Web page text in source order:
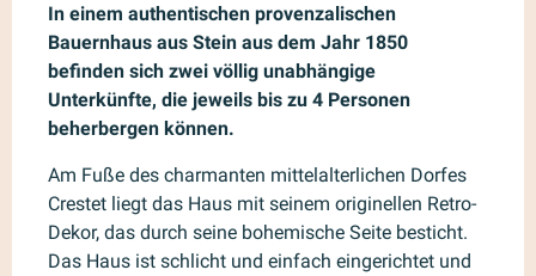
In einem authentischen provenzalischen
Bauernhaus aus Stein aus dem Jahr 1850
befinden sich zwei völlig unabhängige
Unterkünfte, die jeweils bis zu 4 Personen
beherbergen können.
Am Fuße des charmanten mittelalterlichen Dorfes
Crestet liegt das Haus mit seinem originellen Retro-
Dekor, das durch seine bohemische Seite besticht.
Das Haus ist schlicht und einfach eingerichtet und